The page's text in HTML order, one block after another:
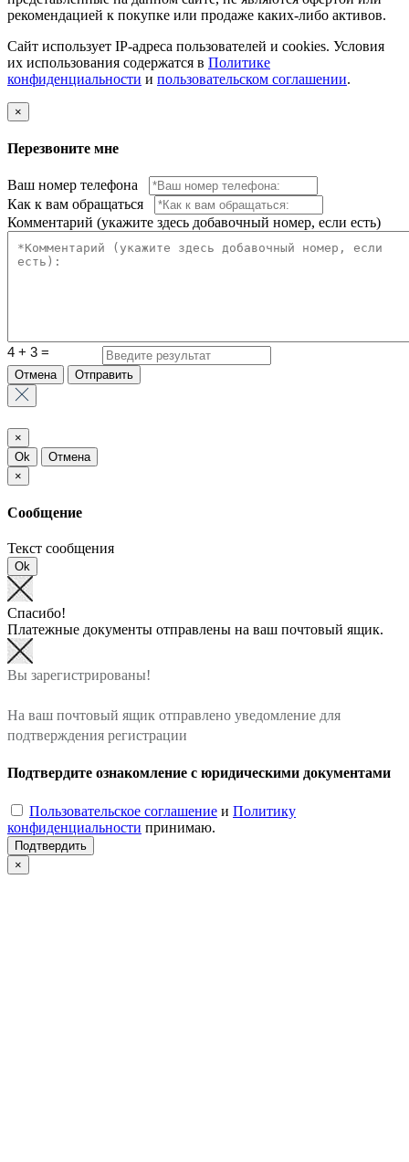
рекомендацией к покупке или продаже каких-либо активов.
Сайт использует IP-адреса пользователей и cookies. Условия
их использования содержатся в Политике
конфиденциальности и пользовательском соглашении.
×
Перезвоните мне
Ваш номер телефона
Как к вам обращаться
Комментарий (укажите здесь добавочный номер, если есть)
Отмена Отправить
×
Ok
Отмена
×
Сообщение
Текст сообщения
Ok
Спасибо!
Платежные документы отправлены на ваш почтовый ящик.
Вы зарегистрированы!
На ваш почтовый ящик отправлено уведомление для
подтверждения регистрации
Подтвердите ознакомление с юридическими документами
Пользовательское соглашение и Политику
конфиденциальности принимаю.
Подтвердить
×